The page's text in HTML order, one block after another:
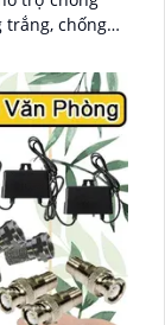
trắng, chống
30m,
sát hiệu